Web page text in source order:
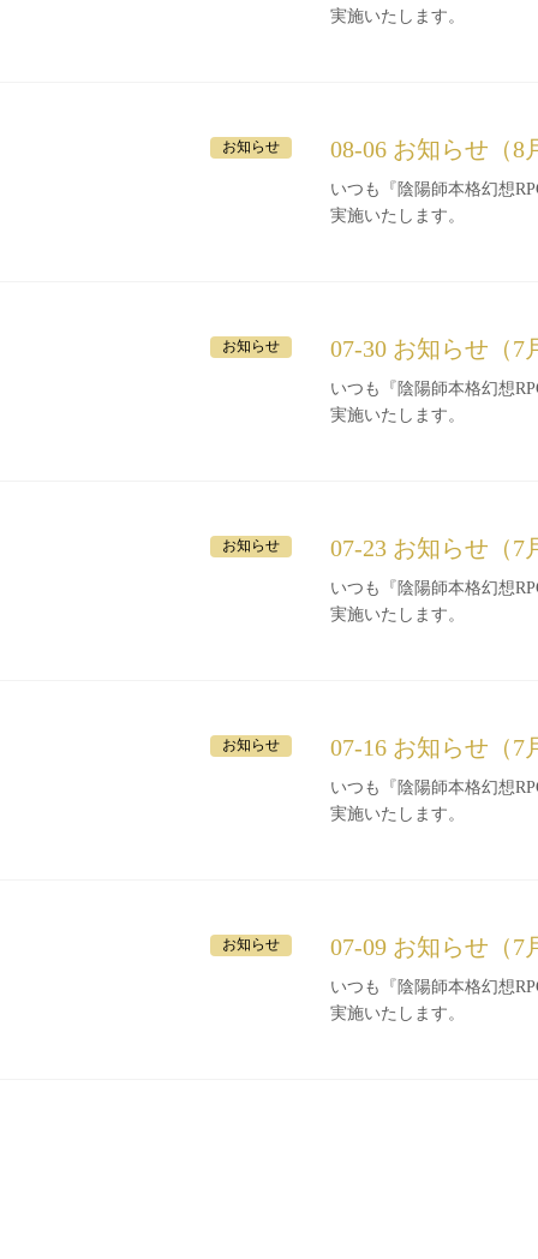
実施いたします。
08-06 お知らせ（8
いつも『陰陽師本格幻想RPG』をご利
実施いたします。
お知らせ
07-30 お知らせ（7
いつも『陰陽師本格幻想RPG』をご利
実施いたします。
お知らせ
07-23 お知らせ（7
いつも『陰陽師本格幻想RPG』をご利
実施いたします。
お知らせ
07-16 お知らせ（7
いつも『陰陽師本格幻想RPG』をご利
実施いたします。
お知らせ
07-09 お知らせ（7
いつも『陰陽師本格幻想RPG』をご利
実施いたします。
お知らせ